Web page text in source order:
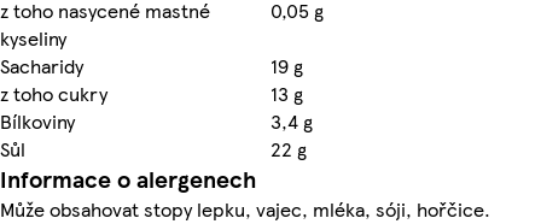
z toho nasycené mastné
kyseliny
0,05 g
Sacharidy
19 g
z toho cukry
13 g
Bílkoviny
3,4 g
Sůl
22 g
Informace o alergenech
Může obsahovat stopy lepku, vajec, mléka, sóji, hořčice.